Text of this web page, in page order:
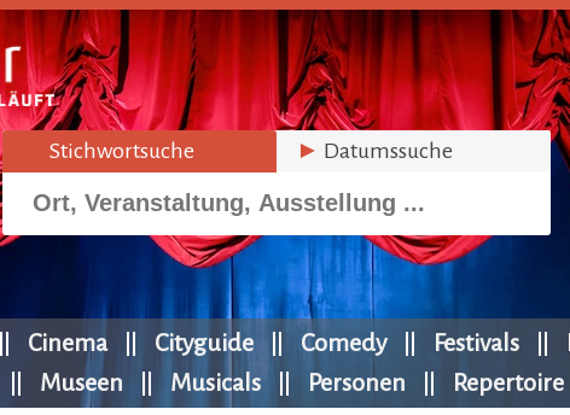
Stichwortsuche ► Datumssuche
Cinema Cityguide Comedy Festivals
Museen Musicals Personen Repertoire